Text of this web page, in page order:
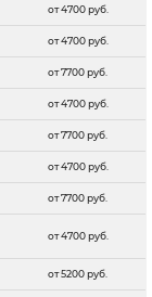
от 4700 руб.
от 4700 руб.
от 7700 руб.
от 4700 руб.
от 7700 руб.
от 4700 руб.
от 7700 руб.
от 4700 руб.
от 5200 руб.